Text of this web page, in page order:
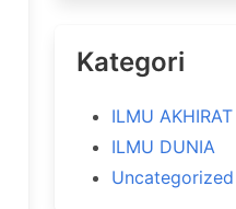
Kategori
ILMU AKHIRAT
ILMU DUNIA
Uncategorized